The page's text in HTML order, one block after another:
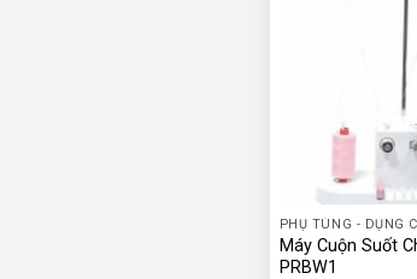
PHỤ TÙNG - DỤNG
Máy Cuộn Suốt
PRBW1